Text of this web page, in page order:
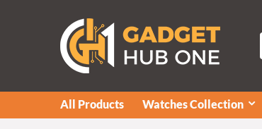
All Products Watches Collection